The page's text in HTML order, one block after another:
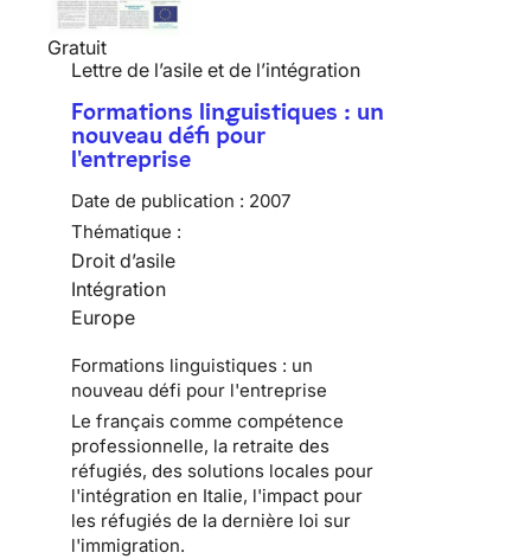
Gratuit
Lettre de l’asile et de l’intégration
Formations linguistiques : un
nouveau défi pour
l'entreprise
Date de publication : 2007
Thématique :
Droit d’asile
Intégration
Europe
Formations linguistiques : un
nouveau défi pour l'entreprise
Le français comme compétence
professionnelle, la retraite des
réfugiés, des solutions locales pour
l'intégration en Italie, l'impact pour
les réfugiés de la dernière loi sur
l'immigration.